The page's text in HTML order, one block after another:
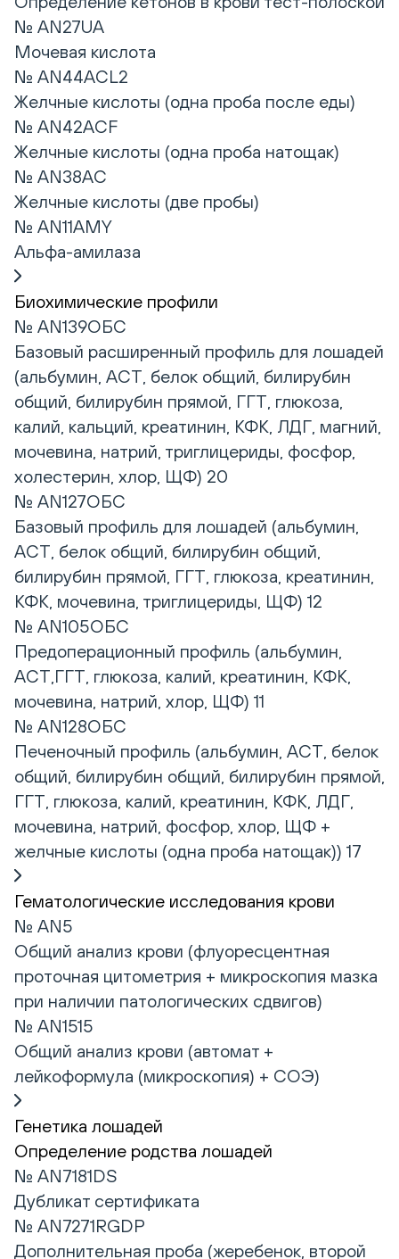
№ AN27UA
Мочевая кислота
№ AN44ACL2
Желчные кислоты (одна проба после еды)
№ AN42ACF
Желчные кислоты (одна проба натощак)
№ AN38AC
Желчные кислоты (две пробы)
№ AN11AMY
Альфа-амилаза
Биохимические профили
№ AN139ОБС
Базовый расширенный профиль для лошадей
(альбумин, АСТ, белок общий, билирубин
общий, билирубин прямой, ГГТ, глюкоза,
калий, кальций, креатинин, КФК, ЛДГ, магний,
мочевина, натрий, триглицериды, фосфор,
холестерин, хлор, ЩФ) 20
№ AN127ОБС
Базовый профиль для лошадей (альбумин,
АСТ, белок общий, билирубин общий,
билирубин прямой, ГГТ, глюкоза, креатинин,
КФК, мочевина, триглицериды, ЩФ) 12
№ AN105ОБС
Предоперационный профиль (альбумин,
АСТ,ГГТ, глюкоза, калий, креатинин, КФК,
мочевина, натрий, хлор, ЩФ) 11
№ AN128ОБС
Печеночный профиль (альбумин, АСТ, белок
общий, билирубин общий, билирубин прямой,
ГГТ, глюкоза, калий, креатинин, КФК, ЛДГ,
мочевина, натрий, фосфор, хлор, ЩФ +
желчные кислоты (одна проба натощак)) 17
Гематологические исследования крови
№ AN5
Общий анализ крови (флуоресцентная
проточная цитометрия + микроскопия мазка
при наличии патологических сдвигов)
№ AN1515
Общий анализ крови (автомат +
лейкоформула (микроскопия) + СОЭ)
Генетика лошадей
Определение родства лошадей
№ AN7181DS
Дубликат сертификата
№ AN7271RGDP
Дополнительная проба (жеребенок, второй